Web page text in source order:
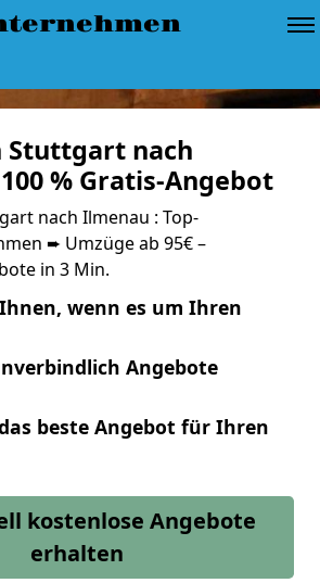
Stuttgart nach
% Gratis-Angebot
nach Ilmenau : Top-
➨ Umzüge ab 95€ –
in 3 Min.
wenn es um Ihren
Angebote
beste Angebot für Ihren
kostenlose Angebote
erhalten